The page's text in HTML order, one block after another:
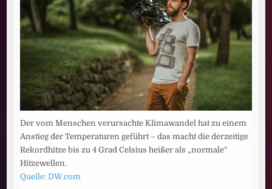
Der vom Menschen verursachte Klimawandel hat zu einem
Anstieg der Temperaturen geführt – das macht die derzeitige
Rekordhitze bis zu 4 Grad Celsius heißer als „normale“
Hitzewellen.
Quelle: DW.com